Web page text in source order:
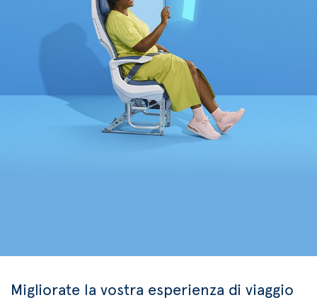
Migliorate la vostra esperienza di viaggio